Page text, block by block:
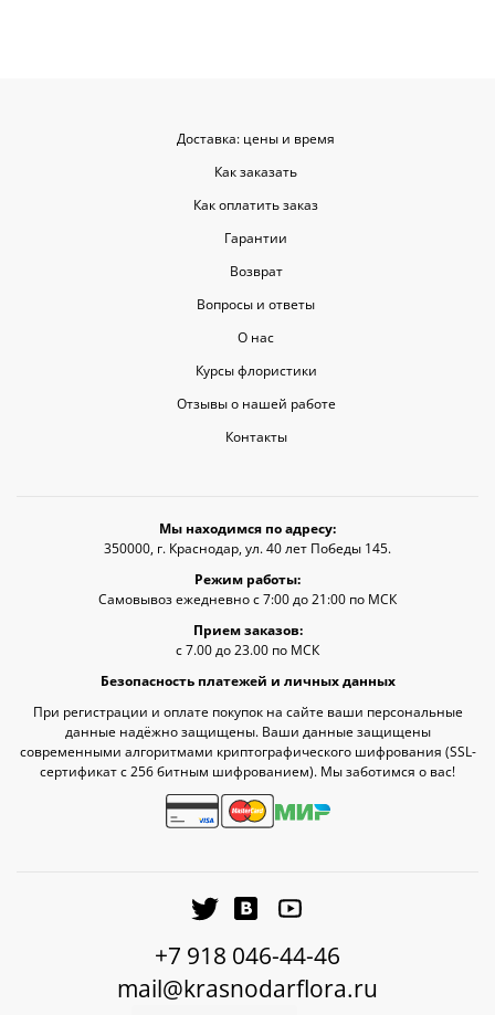
Доставка: цены и время
Как заказать
Как оплатить заказ
Гарантии
Возврат
Вопросы и ответы
О нас
Курсы флористики
Отзывы о нашей работе
Контакты
Мы находимся по адресу:
350000, г. Краснодар, ул. 40 лет Победы 145.
Режим работы:
Самовывоз ежедневно с 7:00 до 21:00 по МСК
Прием заказов:
с 7.00 до 23.00 по МСК
Безопасность платежей и личных данных
При регистрации и оплате покупок на сайте ваши персональные
данные надёжно защищены. Ваши данные защищены
современными алгоритмами криптографического шифрования (SSL-
сертификат c 256 битным шифрованием). Мы заботимся о вас!
+7 918 046-44-46
mail@krasnodarflora.ru